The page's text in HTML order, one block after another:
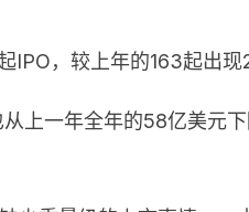
IPO，较上年的163起出现
上一年全年的58亿美元